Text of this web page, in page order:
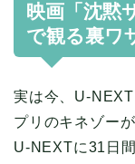
映画「沈黙
で観る裏ワ
実は今、U-
プリのキネゾー
U-NEXTに31日